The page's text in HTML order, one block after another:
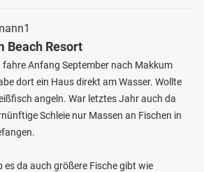
Beach Resort
fahre Anfang September nach Makkum
dort ein Haus direkt am Wasser. Wollte
angeln. War letztes Jahr auch da
Schleie nur Massen an Fischen in
es da auch größere Fische gibt wie